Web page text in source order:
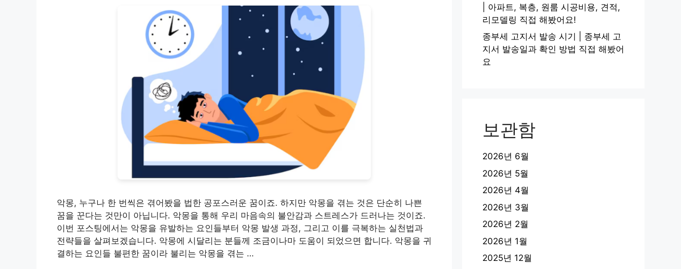
악몽, 누구나 한 번씩은 겪어봤을 법한 공포스러운 꿈이죠. 하지만 악몽을 겪는 것은 단순히 나쁜
꿈을 꾼다는 것만이 아닙니다. 악몽을 통해 우리 마음속의 불안감과 스트레스가 드러나는 것이죠.
이번 포스팅에서는 악몽을 유발하는 요인들부터 악몽 발생 과정, 그리고 이를 극복하는 실천법과
전략들을 살펴보겠습니다. 악몽에 시달리는 분들께 조금이나마 도움이 되었으면 합니다. 악몽을 귀
결하는 요인들 불편한 꿈이라 불리는 악몽을 겪는 …
| 아파트, 복층, 원룸 시공비용, 견적,
리모델링 직접 해봤어요!
종부세 고지서 발송 시기 | 종부세 고
지서 발송일과 확인 방법 직접 해봤어
요
보관함
2026년 6월
2026년 5월
2026년 4월
2026년 3월
2026년 2월
2026년 1월
2025년 12월